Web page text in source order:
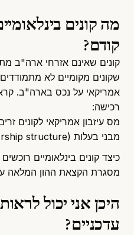
מה קונים
קודם?
קונים שאינם אזרחי ארה"ב
שקונים מקומיים לא
אמריקאי על נכס בארה"ב.
רכישה:
מס עיזבון אמריקאי לקונים
מבני בעלות (ownership structure), וחלופת הביטוח.
כיצד קונים בינלאומיים
מסגרת הקצאת ההון המלאה
היכן אני יכול
עדכניים?